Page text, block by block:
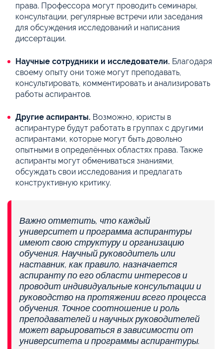
права. Профессора могут проводить семинары,
консультации, регулярные встречи или заседания
для обсуждения исследований и написания
диссертации.
Научные сотрудники и исследователи. Благодаря
своему опыту они тоже могут преподавать,
консультировать, комментировать и анализировать
работы аспирантов.
Другие аспиранты. Возможно, юристы в
аспирантуре будут работать в группах с другими
аспирантами, которые могут быть довольно
опытными в определённых областях права. Также
аспиранты могут обмениваться знаниями,
обсуждать свои исследования и предлагать
конструктивную критику.
Важно отметить, что каждый
университет и программа аспирантуры
имеют свою структуру и организацию
обучения. Научный руководитель или
наставник, как правило, назначается
аспиранту по его области интересов и
проводит индивидуальные консультации и
руководство на протяжении всего процесса
обучения. Точное соотношение и роль
преподавателей и научных руководителей
может варьироваться в зависимости от
университета и программы аспирантуры.